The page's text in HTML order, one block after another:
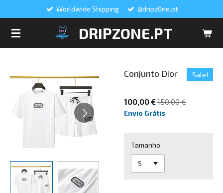
DRIPZONE.PT
Worldwide Shipping @dripz0ne.pt
Conjunto Dior Sale!
100,00 €150,00 €
Envio Grátis
Tamanho